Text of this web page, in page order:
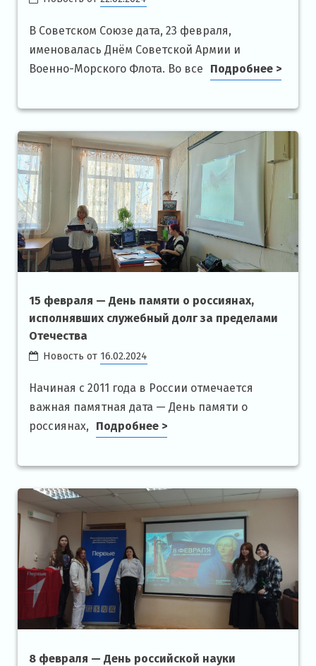
В Советском Союзе дата, 23 февраля,
именовалась Днём Советской Армии и
Военно-Морского Флота. Во все
Подробнее >
15 февраля — День памяти о россиянах,
исполнявших служебный долг за пределами
Отечества
Новость от 16.02.2024
Начиная с 2011 года в России отмечается
важная памятная дата — День памяти о
россиянах,
Подробнее >
8 февраля — День российской науки